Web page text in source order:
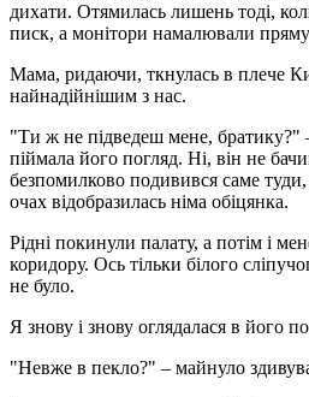
дихати. Отямилась лишень тоді,
писк, а монітори намалювали
Мама, ридаючи, ткнулась в плече
найнадійнішим з нас.
"Ти ж не підведеш мене, братику?"
піймала його погляд. Ні, він не
безпомилково подивився саме туди,
очах відобразилась німа обіцянка.
Рідні покинули палату, а потім і
коридору. Ось тільки білого
не було.
Я знову і знову оглядалася в його
"Невже в пекло?" – майнуло